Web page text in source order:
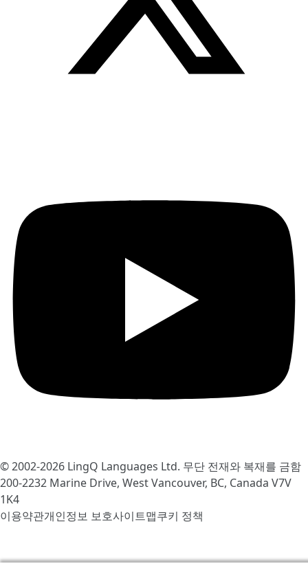
© 2002-2026 LingQ Languages Ltd. 무단 전재와 복재를 금함
200-2232 Marine Drive, West Vancouver, BC, Canada V7V
1K4
이용약관개인정보 보호사이트맵쿠키 정책